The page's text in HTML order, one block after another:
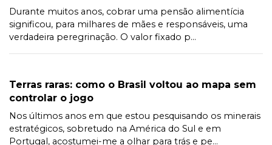
Durante muitos anos, cobrar uma pensão alimentícia
significou, para milhares de mães e responsáveis, uma
verdadeira peregrinação. O valor fixado p...
Terras raras: como o Brasil voltou ao mapa sem
controlar o jogo
Nos últimos anos em que estou pesquisando os minerais
estratégicos, sobretudo na América do Sul e em
Portugal, acostumei-me a olhar para trás e pe...